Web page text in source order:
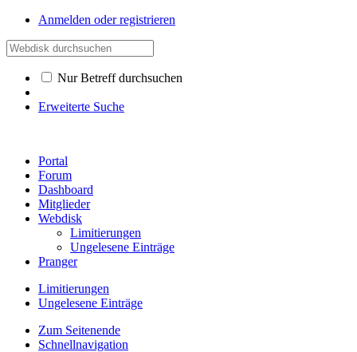
Anmelden oder registrieren
Nur Betreff durchsuchen
Erweiterte Suche
Portal
Forum
Dashboard
Mitglieder
Webdisk
Limitierungen
Ungelesene Einträge
Pranger
Limitierungen
Ungelesene Einträge
Zum Seitenende
Schnellnavigation